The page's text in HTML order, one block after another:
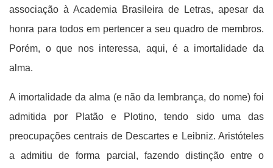
associação à Academia Brasileira de Letras, apesar da
honra para todos em pertencer a seu quadro de membros.
Porém, o que nos interessa, aqui, é a imortalidade da
alma.
A imortalidade da alma (e não da lembrança, do nome) foi
admitida por Platão e Plotino, tendo sido uma das
preocupações centrais de Descartes e Leibniz. Aristóteles
a admitiu de forma parcial, fazendo distinção entre o